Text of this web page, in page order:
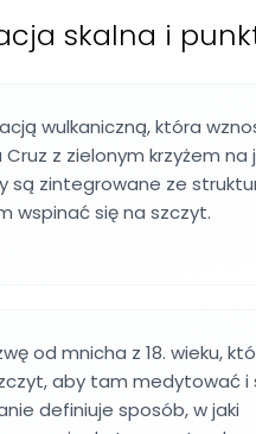
skalna i
wulkaniczną, która
z zielonym krzyżem na
są zintegrowane ze
wspinać się na szczyt.
od mnicha z 18. wieku,
aby tam medytować i
definiuje sposób, w jaki